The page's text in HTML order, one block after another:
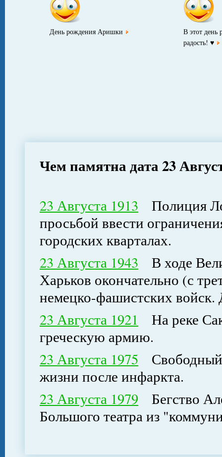
День рождения Аришки
В этот день
радость! ♥
Чем памятна дата 23
23 Августа 1913 Полиция
просьбой ввести
городских кварталах.
23 Августа 1943 В ходе
Харьков окончательно (с
немецко-фашистских
23 Августа 1921 На реке
греческую армию.
23 Августа 1975 Свободный
жизни после инфаркта.
23 Августа 1979 Бегство
Большого театра из